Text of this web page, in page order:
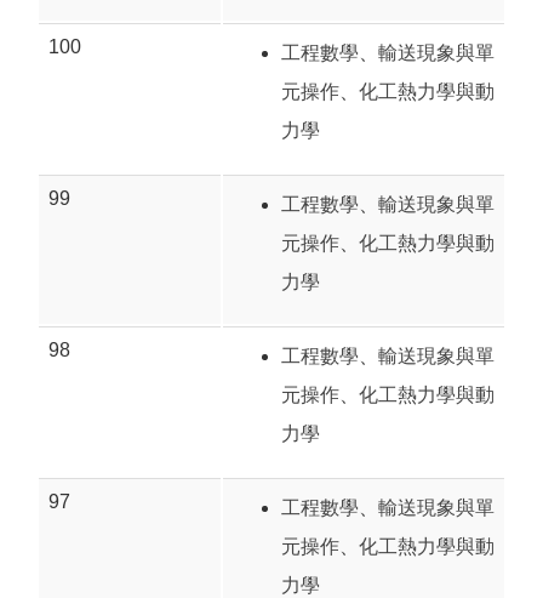
100 工程數學
輸送現象與單
元操作
化工熱力學與動
力學
99 工程數學
輸送現象與單
元操作
化工熱力學與動
力學
98 工程數學
輸送現象與單
元操作
化工熱力學與動
力學
97 工程數學
輸送現象與單
元操作
化工熱力學與動
力學